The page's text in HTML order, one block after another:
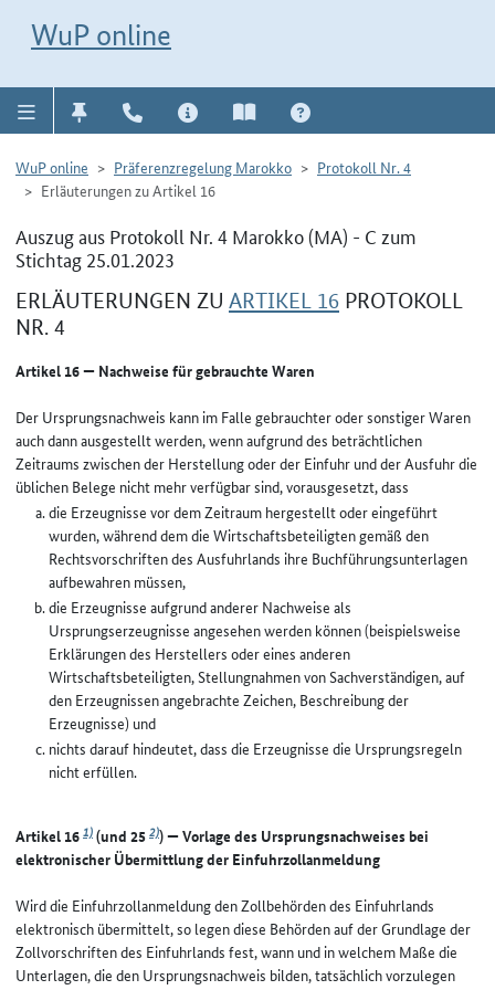
WuP online
WuP online Präferenzregelung Marokko
Protokoll Nr. 4
Erläuterungen zu Artikel 16
Auszug aus Protokoll Nr. 4 Marokko (MA) - C zum
Stichtag 25.01.2023
ERLÄUTERUNGEN ZU ARTIKEL 16 PROTOKOLL
NR. 4
Artikel 16 — Nachweise für gebrauchte Waren
Der Ursprungsnachweis kann im Falle gebrauchter oder sonstiger Waren
auch dann ausgestellt werden, wenn aufgrund des beträchtlichen
Zeitraums zwischen der Herstellung oder der Einfuhr und der Ausfuhr die
üblichen Belege nicht mehr verfügbar sind, vorausgesetzt, dass
die Erzeugnisse vor dem Zeitraum hergestellt oder eingeführt
wurden, während dem die Wirtschaftsbeteiligten gemäß den
Rechtsvorschriften des Ausfuhrlands ihre Buchführungsunterlagen
aufbewahren müssen,
die Erzeugnisse aufgrund anderer Nachweise als
Ursprungserzeugnisse angesehen werden können (beispielsweise
Erklärungen des Herstellers oder eines anderen
Wirtschaftsbeteiligten, Stellungnahmen von Sachverständigen, auf
den Erzeugnissen angebrachte Zeichen, Beschreibung der
Erzeugnisse) und
nichts darauf hindeutet, dass die Erzeugnisse die Ursprungsregeln
nicht erfüllen.
Artikel 161)(und 252)) — Vorlage des Ursprungsnachweises bei
elektronischer Übermittlung der Einfuhrzollanmeldung
Wird die Einfuhrzollanmeldung den Zollbehörden des Einfuhrlands
elektronisch übermittelt, so legen diese Behörden auf der Grundlage der
Zollvorschriften des Einfuhrlands fest, wann und in welchem Maße die
Unterlagen, die den Ursprungsnachweis bilden, tatsächlich vorzulegen